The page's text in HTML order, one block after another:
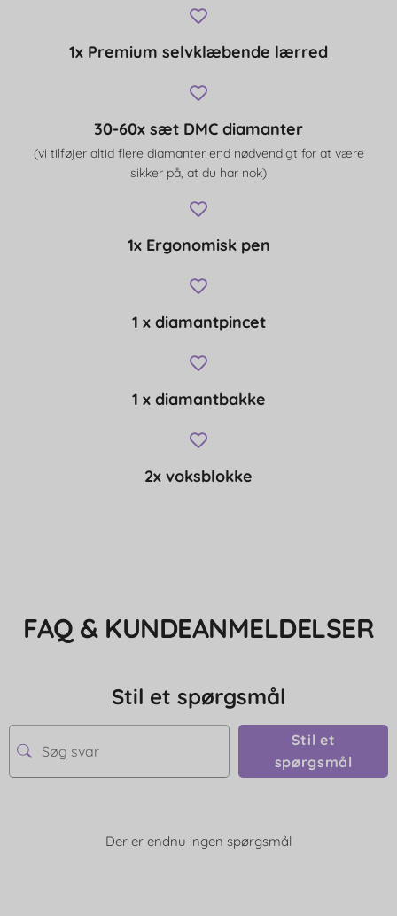
1x Premium selvklæbende lærred
30-60x sæt DMC diamanter
(vi tilføjer altid flere diamanter end nødvendigt for at være
sikker på, at du har nok)
1x Ergonomisk pen
1 x diamantpincet
1 x diamantbakke
2x voksblokke
FAQ & KUNDEANMELDELSER
Stil et spørgsmål
Stil et
spørgsmål
Der er endnu ingen spørgsmål